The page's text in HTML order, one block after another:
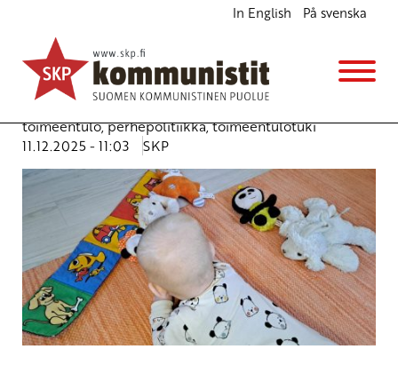
In English På svenska
Lasten hyvinvointi ei ole kuluerä – Kommunistit
vaativat lapsilisien ulottamista 18 ikävuoteen asti
Ajankohtaista
Uncategorized
Avainsanat:lapsilisät,lapsiperheet,perheiden
toimeentulo,perhepolitiikka,toimeentulotuki
11.12.2025 - 11:03
SKP